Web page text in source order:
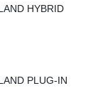
HYBRID
PLUG-IN